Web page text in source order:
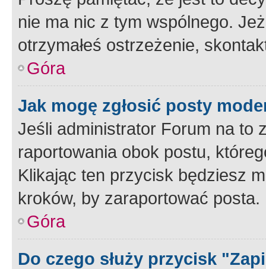
nie ma nic z tym wspólnego.
otrzymałeś ostrzeżenie,
Góra
Jak mogę zgłosić posty
Jeśli administrator Forum na to
raportowania obok postu,
Klikając ten przycisk będziesz
kroków, by zaraportować posta.
Góra
Do czego służy przycisk